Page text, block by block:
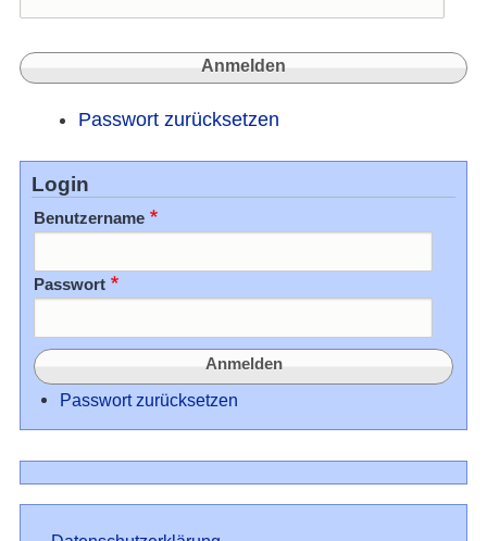
Passwort zurücksetzen
Login
Benutzername
Passwort
Passwort zurücksetzen
Datenschutz